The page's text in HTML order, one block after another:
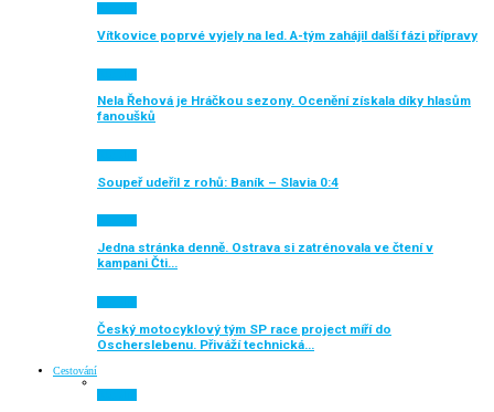
Vítkovice poprvé vyjely na led. A-tým zahájil další fázi přípravy
Nela Řehová je Hráčkou sezony. Ocenění získala díky hlasům
fanoušků
Soupeř udeřil z rohů: Baník – Slavia 0:4
Jedna stránka denně. Ostrava si zatrénovala ve čtení v
kampani Čti…
Český motocyklový tým SP race project míří do
Oscherslebenu. Přiváží technická…
Cestování